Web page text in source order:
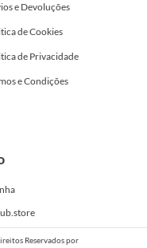
e Devoluções
de Cookies
de Privacidade
e Condições
Reservados por